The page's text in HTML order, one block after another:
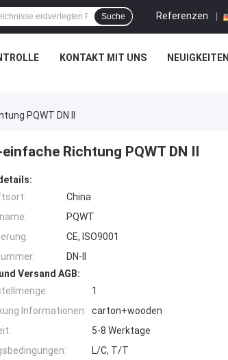
Referenzen |
Suche
KONTAKT MIT UNS NEUIGKEITEN
PQWT DN II
Richtung PQWT DN II
China
PQWT
CE, ISO9001
DN-II
Versand AGB:
1
Informationen: carton+wooden
5-8 Werktage
L/C, T/T